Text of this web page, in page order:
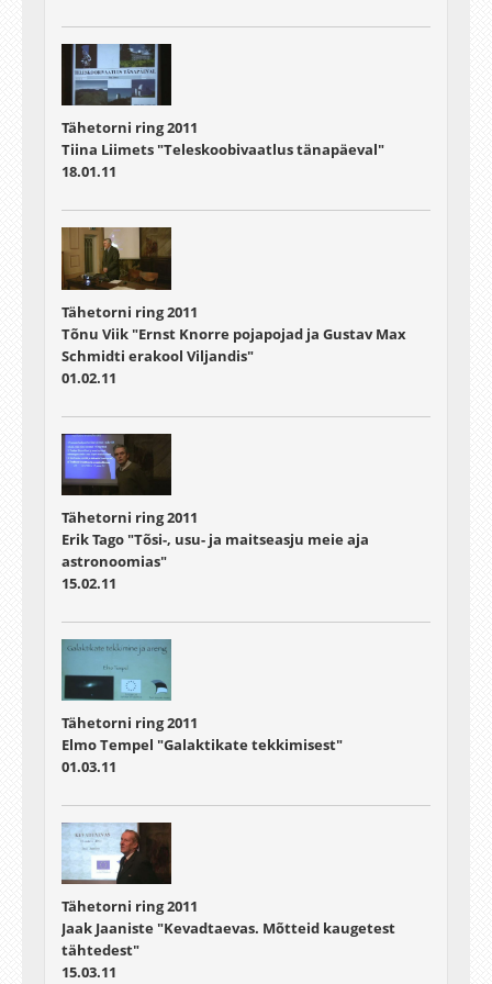
Tähetorni ring 2011
Tiina Liimets "Teleskoobivaatlus tänapäeval"
18.01.11
Tähetorni ring 2011
Tõnu Viik "Ernst Knorre pojapojad ja Gustav Max
Schmidti erakool Viljandis"
01.02.11
Tähetorni ring 2011
Erik Tago "Tõsi-, usu- ja maitseasju meie aja
astronoomias"
15.02.11
Tähetorni ring 2011
Elmo Tempel "Galaktikate tekkimisest"
01.03.11
Tähetorni ring 2011
Jaak Jaaniste "Kevadtaevas. Mõtteid kaugetest
tähtedest"
15.03.11